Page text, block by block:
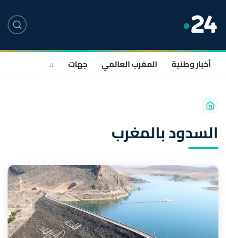
أخبار وطنية المغرب العالمي جهات سياسة
السدود بالمغرب